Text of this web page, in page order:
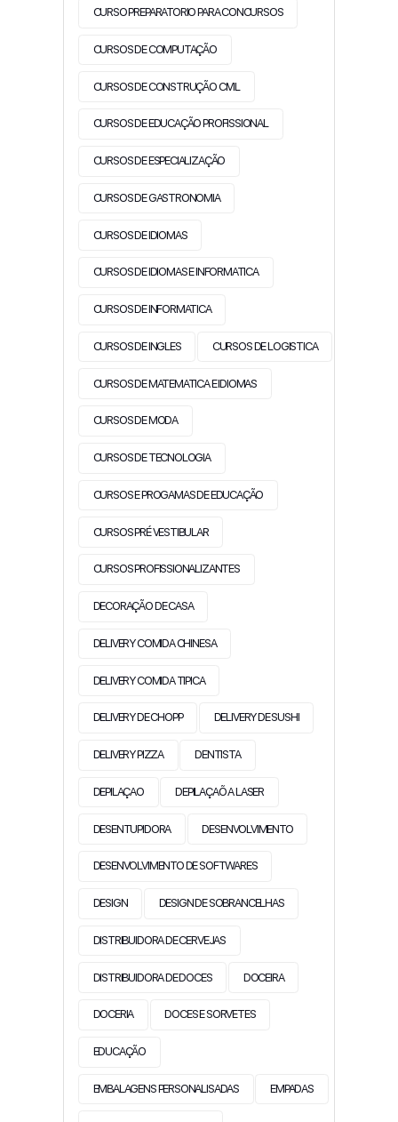
CURSO PREPARATORIO PARA CONCURSOS
CURSOS DE COMPUTAÇÃO
CURSOS DE CONSTRUÇÃO CIVIL
CURSOS DE EDUCAÇÃO PROFISSIONAL
CURSOS DE ESPECIALIZAÇÃO
CURSOS DE GASTRONOMIA
CURSOS DE IDIOMAS
CURSOS DE IDIOMAS E INFORMATICA
CURSOS DE INFORMATICA
CURSOS DE INGLES CURSOS DE LOGISTICA
CURSOS DE MATEMATICA E IDIOMAS
CURSOS DE MODA
CURSOS DE TECNOLOGIA
CURSOS E PROGAMAS DE EDUCAÇÃO
CURSOS PRÉ VESTIBULAR
CURSOS PROFISSIONALIZANTES
DECORAÇÃO DE CASA
DELIVERY COMIDA CHINESA
DELIVERY COMIDA TIPICA
DELIVERY DE CHOPP DELIVERY DE SUSHI
DELIVERY PIZZA DENTISTA
DEPILAÇAO DEPILAÇAÕ A LASER
DESENTUPIDORA DESENVOLVIMENTO
DESENVOLVIMENTO DE SOFTWARES
DESIGN DESIGN DE SOBRANCELHAS
DISTRIBUIDORA DE CERVEJAS
DISTRIBUIDORA DE DOCES DOCEIRA
DOCERIA DOCES E SORVETES
EDUCAÇÃO
EMBALAGENS PERSONALISADAS EMPADAS